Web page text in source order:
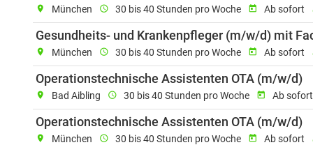
location_on München schedule 30 bis 40 Stunden pro Woche today Ab sofort
Gesundheits- und Krankenpfleger (m/w/d) mit
location_on München schedule 30 bis 40 Stunden pro Woche today Ab sofort
Operationstechnische Assistenten OTA (m/w/d)
location_on Bad Aibling schedule 30 bis 40 Stunden pro Woche today Ab sofort
Operationstechnische Assistenten OTA (m/w/d)
location_on München schedule 30 bis 40 Stunden pro Woche today Ab sofort